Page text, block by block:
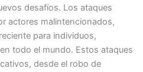
desafíos. Los ataques
actores malintencionados,
para individuos,
todo el mundo. Estos ataques
desde el robo de